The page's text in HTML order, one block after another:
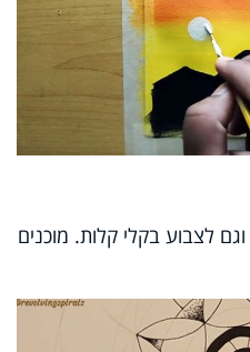
לצבוע בקלי קלות. מוכנים